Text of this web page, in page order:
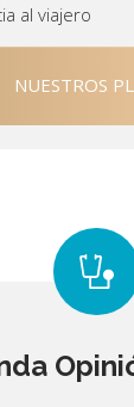
al viajero
NUESTROS